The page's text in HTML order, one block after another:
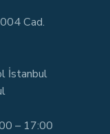
Cad.
İstanbul
– 17:00